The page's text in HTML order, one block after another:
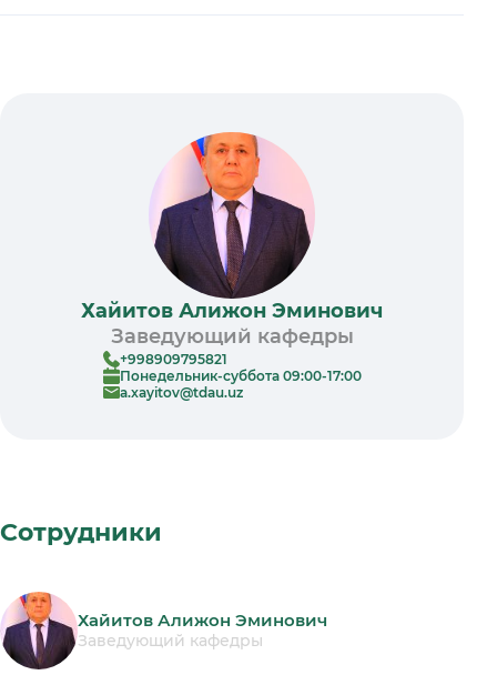
Хайитов Алижон Эминович
Заведующий кафедры
+998909795821
Понедельник-суббота 09:00-17:00
a.xayitov@tdau.uz
Сотрудники
Хайитов Алижон Эминович
Заведующий кафедры